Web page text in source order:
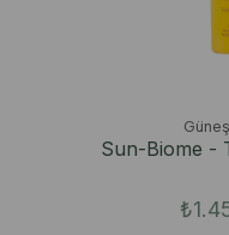
Sun-Biome -